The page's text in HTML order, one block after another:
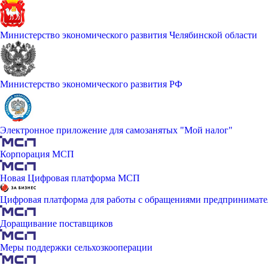
Министерство экономического развития Челябинской области
Министерство экономического развития РФ
Электронное приложение для самозанятых "Мой налог"
Корпорация МСП
Новая Цифровая платформа МСП
Цифровая платформа для работы с обращениями
Доращивание поставщиков
Меры поддержки сельхозкооперации